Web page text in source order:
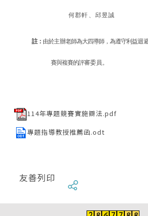
何郡軒 、 邱昱誠
註： 由於主辦老師為大四導師，為遵守利益迴
賽與複賽的評審委員。
114年專題競賽實施辧法.pdf
專題指導教授推薦函.odt
友善列印